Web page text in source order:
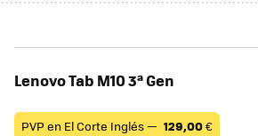
Lenovo Tab M10 3ª Gen
PVP en El Corte Inglés — 129,00€